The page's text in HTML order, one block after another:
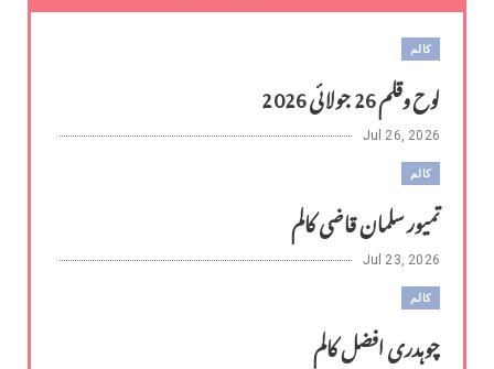
کالم
لوح وقلم 26 جولائی 2026
Jul 26, 2026
کالم
تمیور سلمان قاضی کالم
Jul 23, 2026
کالم
چوہدری افضل کالم